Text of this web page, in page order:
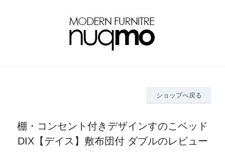
ショップへ戻る
棚・コンセント付きデザインすのこベッド
DIX【デイス】敷布団付 ダブルのレビュー